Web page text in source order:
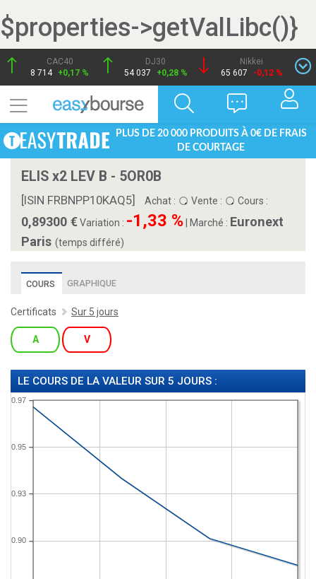
$properties->getValLibc()}
CAC40
8 714 +0,17 %
DJ30
54 037
+0,28 %
Nikkei
65 607
-0,12 %
PLUS DE 20 000 PRODUITS À 0€ DE FRAIS
DE COURTAGE
ELIS x2 LEV B - 5OR0B
[ISIN FRBNPP10KAQ5] Achat : Vente : Cours :
0,89300Variation : -1,33 % Marché : Euronext
Paris (temps différé)
COURS GRAPHIQUE
Certificats Sur 5 jours
A V
LE COURS DE LA VALEUR SUR 5 JOURS :
0.90
0.93
0.95
0.97